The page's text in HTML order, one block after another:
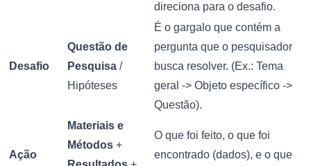
direciona para o desafio.
Desafio
Questão de
Pesquisa /
Hipóteses
É o gargalo que contém a
pergunta que o pesquisador
busca resolver. (Ex.: Tema
geral -> Objeto específico ->
Questão).
Ação
Materiais e
Métodos +
O que foi feito, o que foi
encontrado (dados), e o que